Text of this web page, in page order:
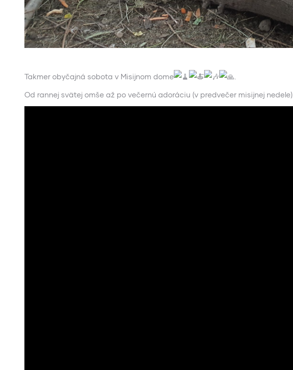
Takmer obyčajná sobota v Misijnom dome
Od rannej svätej omše až po večernú adoráciu (v predvečer misijnej nedele).